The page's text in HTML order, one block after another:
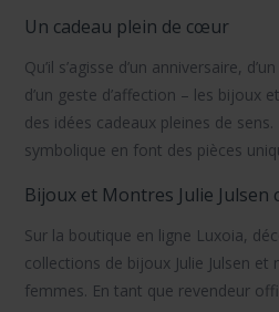
Un cadeau plein de cœur
Qu’il s’agisse d’un anniversaire,
d’un geste d’affection – les bijoux
des idées cadeaux pleines de
symbolique en font des pièces
Bijoux et Montres Julie Julsen
Sur la boutique en ligne Luxoia,
collections de bijoux Julie Julsen et
femmes. En tant que revendeur